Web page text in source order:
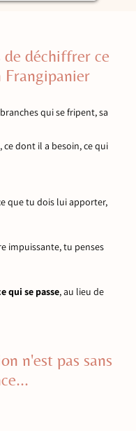
de déchiffrer ce
qui se fripent, sa
ce dont il a besoin, ce qui
que tu dois lui apporter,
impuissante, tu penses
qui se passe, au lieu de
n'est pas sans